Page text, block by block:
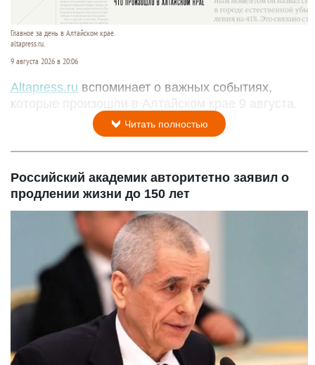
Главное за день в Алтайском крае.
altapress.ru.
9 августа 2026 в 20:06
Altapress.ru вспоминает о важных событиях,
которые произошли в Алтайском крае 9 августа.
Читать полностью
Российский академик авторитетно заявил о
продлении жизни до 150 лет